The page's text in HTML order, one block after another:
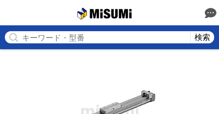
検索